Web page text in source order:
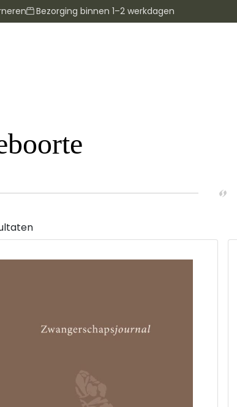
Bezorging binnen 1–2 werkdagen